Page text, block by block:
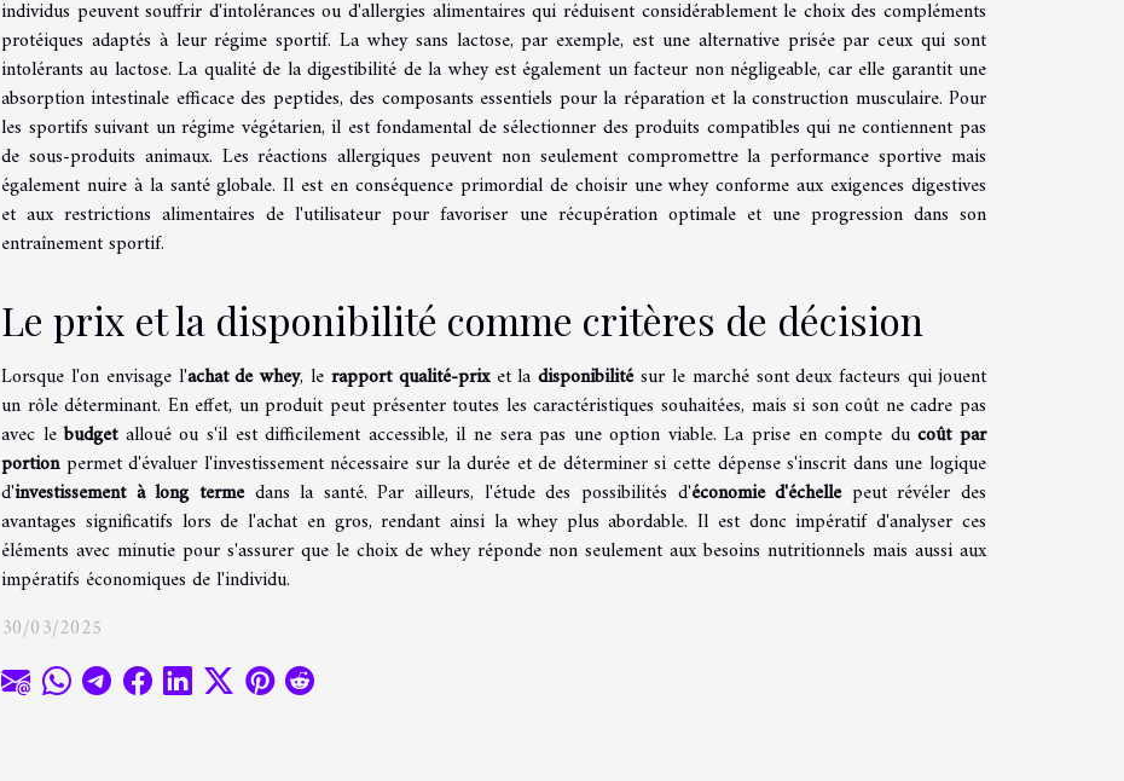
individus peuvent souffrir d'intolérances ou d'allergies alimentaires qui réduisent considérablement le choix des compléments
protéiques adaptés à leur régime sportif. La whey sans lactose, par exemple, est une alternative prisée par ceux qui sont
intolérants au lactose. La qualité de la digestibilité de la whey est également un facteur non négligeable, car elle garantit une
absorption intestinale efficace des peptides, des composants essentiels pour la réparation et la construction musculaire. Pour
les sportifs suivant un régime végétarien, il est fondamental de sélectionner des produits compatibles qui ne contiennent pas
de sous-produits animaux. Les réactions allergiques peuvent non seulement compromettre la performance sportive mais
également nuire à la santé globale. Il est en conséquence primordial de choisir une whey conforme aux exigences digestives
et aux restrictions alimentaires de l'utilisateur pour favoriser une récupération optimale et une progression dans son
entraînement sportif.
Le prix et la disponibilité comme critères de décision
Lorsque l'on envisage l'achat de whey, le rapport qualité-prixet ladisponibilitésur le marché sont deux facteurs qui jouent
un rôle déterminant. En effet, un produit peut présenter toutes les caractéristiques souhaitées, mais si son coût ne cadre pas
avec lebudgetalloué ou s'il est difficilement accessible, il ne sera pas une option viable. La prise en compte ducoût par
portionpermet d'évaluer l'investissement nécessaire sur la durée et de déterminer si cette dépense s'inscrit dans une logique
d'investissement à long termedans la santé. Par ailleurs, l'étude des possibilités d'économie d'échellepeut révéler des
avantages significatifs lors de l'achat en gros, rendant ainsi la whey plus abordable. Il est donc impératif d'analyser ces
éléments avec minutie pour s'assurer que le choix de whey réponde non seulement aux besoins nutritionnels mais aussi aux
impératifs économiques de l'individu.
30/03/2025